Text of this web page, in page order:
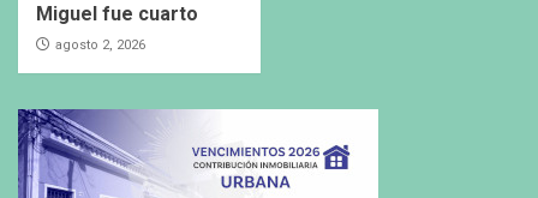
Miguel fue cuarto
agosto 2, 2026